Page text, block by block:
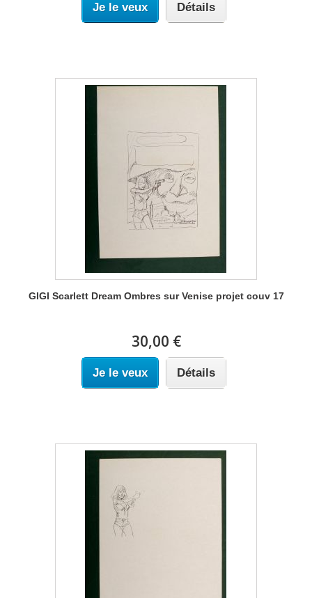
Je le veux Détails
GIGI Scarlett Dream Ombres sur Venise projet couv 17
30,00 €
Je le veux Détails